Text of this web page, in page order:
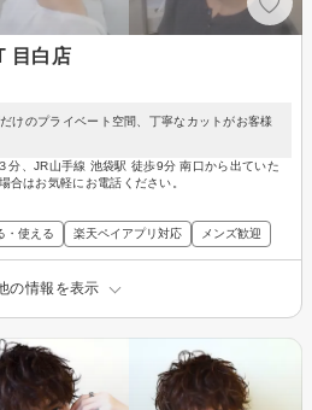
目白店
けのプライベート空間、丁寧なカットがお客様
分、JR山手線 池袋駅 徒歩9分 南口から出ていた
合はお気軽にお電話ください。
・使える 楽天ペイアプリ対応 メンズ歓迎
の情報を表示